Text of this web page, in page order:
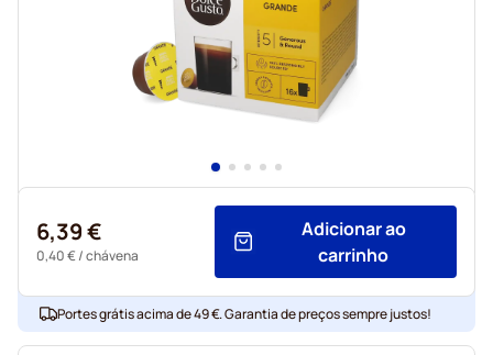
6,39 €
0,40 €/ chávena
Adicionar ao
carrinho
Portes grátis acima de 49 €. Garantia de preços sempre justos!